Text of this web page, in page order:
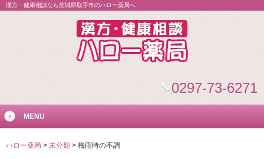
漢方・健康相談なら茨城県取手市のハロー薬局へ
0297-73-6271
MENU
ハロー薬局 > 未分類 > 梅雨時の不調